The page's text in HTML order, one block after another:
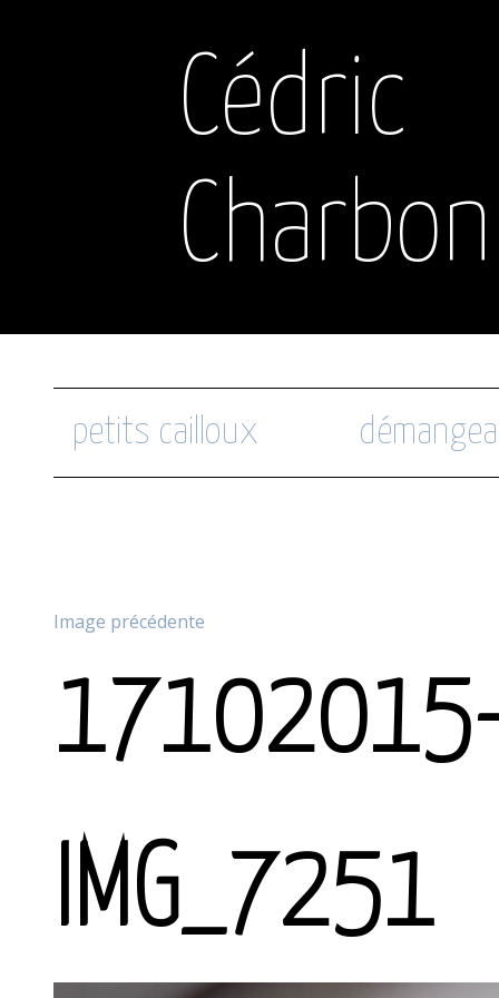
Cédric
petits cailloux
Image précédente
IMG_7251